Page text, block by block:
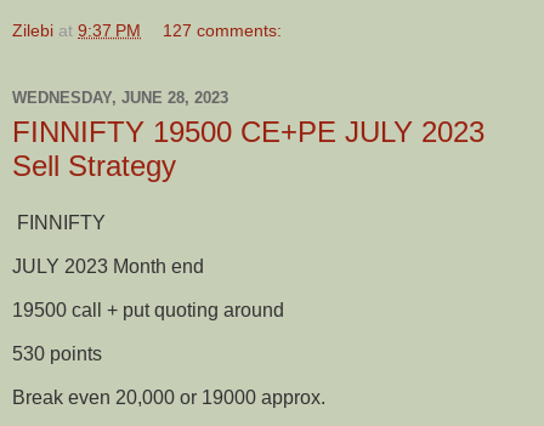
Zilebi at 9:37 PM 127 comments:
WEDNESDAY, JUNE 28, 2023
FINNIFTY 19500 CE+PE JULY 2023
Sell Strategy
FINNIFTY
JULY 2023 Month end
19500 call + put quoting around
530 points
Break even 20,000 or 19000 approx.